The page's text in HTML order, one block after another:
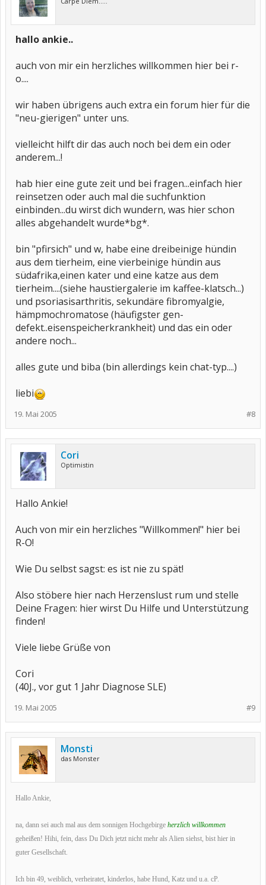
hallo ankie..
auch von mir ein herzliches willkommen hier bei r-
o....
wir haben übrigens auch extra ein forum hier für die
"neu-gierigen" unter uns.
vielleicht hilft dir das auch noch bei dem ein oder
anderem...!
hab hier eine gute zeit und bei fragen...einfach hier
reinsetzen oder auch mal die suchfunktion
einbinden...du wirst dich wundern, was hier schon
alles abgehandelt wurde*bg*.
bin "pfirsich" und w, habe eine dreibeinige hündin
aus dem tierheim, eine vierbeinige hündin aus
südafrika,einen kater und eine katze aus dem
tierheim....(siehe haustiergalerie im kaffee-klatsch...)
und psoriasisarthritis, sekundäre fibromyalgie,
hämpmochromatose (häufigster gen-
defekt..eisenspeicherkrankheit) und das ein oder
andere noch...
alles gute und biba (bin allerdings kein chat-typ....)
liebi
#8
19. Mai 2005
Cori
Optimistin
Hallo Ankie!
Auch von mir ein herzliches "Willkommen!" hier bei
R-O!
Wie Du selbst sagst: es ist nie zu spät!
Also stöbere hier nach Herzenslust rum und stelle
Deine Fragen: hier wirst Du Hilfe und Unterstützung
finden!
Viele liebe Grüße von
Cori
(40J., vor gut 1 Jahr Diagnose SLE)
#9
19. Mai 2005
Monsti
das Monster
Hallo Ankie,
na, dann sei auch mal aus dem sonnigen Hochgebirge herzlich willkommen
geheißen! Hihi, fein, dass Du Dich jetzt nicht mehr als Alien siehst, bist hier in
guter Gesellschaft.
Ich bin 49, weiblich, verheiratet, kinderlos, habe Hund, Katz und u.a. cP.